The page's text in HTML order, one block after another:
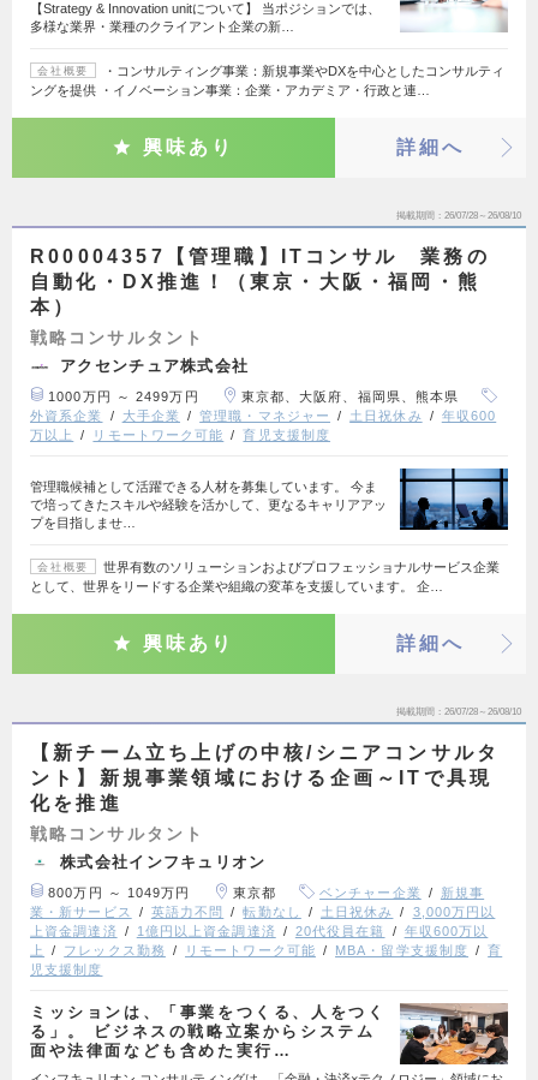
【Strategy & Innovation unitについて】 当ポジションでは、
多様な業界・業種のクライアント企業の新…
会社概要
・コンサルティング事業：新規事業やDXを中心としたコンサルティ
ングを提供 ・イノベーション事業：企業・アカデミア・行政と連…
興味あり 詳細へ
掲載期間 26/07/28～26/08/10
R00004357【管理職】ITコンサル 業務の
自動化・DX推進！（東京・大阪・福岡・熊
本）
戦略コンサルタント
アクセンチュア株式会社
1000万円 ～ 2499万円
東京都、大阪府、福岡県、熊本県
外資系企業
大手企業 管理職・マネジャー 土日祝休み
年収600
万以上
リモートワーク可能 育児支援制度
管理職候補として活躍できる人材を募集しています。 今ま
で培ってきたスキルや経験を活かして、更なるキャリアアッ
プを目指しませ…
会社概要
世界有数のソリューションおよびプロフェッショナルサービス企業
として、世界をリードする企業や組織の変革を支援しています。 企…
興味あり 詳細へ
掲載期間 26/07/28～26/08/10
【新チーム立ち上げの中核/シニアコンサルタ
ント】新規事業領域における企画～ITで具現
化を推進
戦略コンサルタント
株式会社インフキュリオン
800万円 ～ 1049万円 東京都 ベンチャー企業
新規事
業・新サービス
英語力不問 転勤なし 土日祝休み
3,000万円以
上資金調達済
1億円以上資金調達済 20代役員在籍
年収600万以
上
フレックス勤務 リモートワーク可能 MBA・留学支援制度
育
児支援制度
ミッションは、「事業をつくる、人をつく
る」。 ビジネスの戦略立案からシステム
面や法律面なども含めた実行…